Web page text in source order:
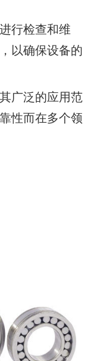
行检查和维
以确保设备的
广泛的应用范
性而在多个领